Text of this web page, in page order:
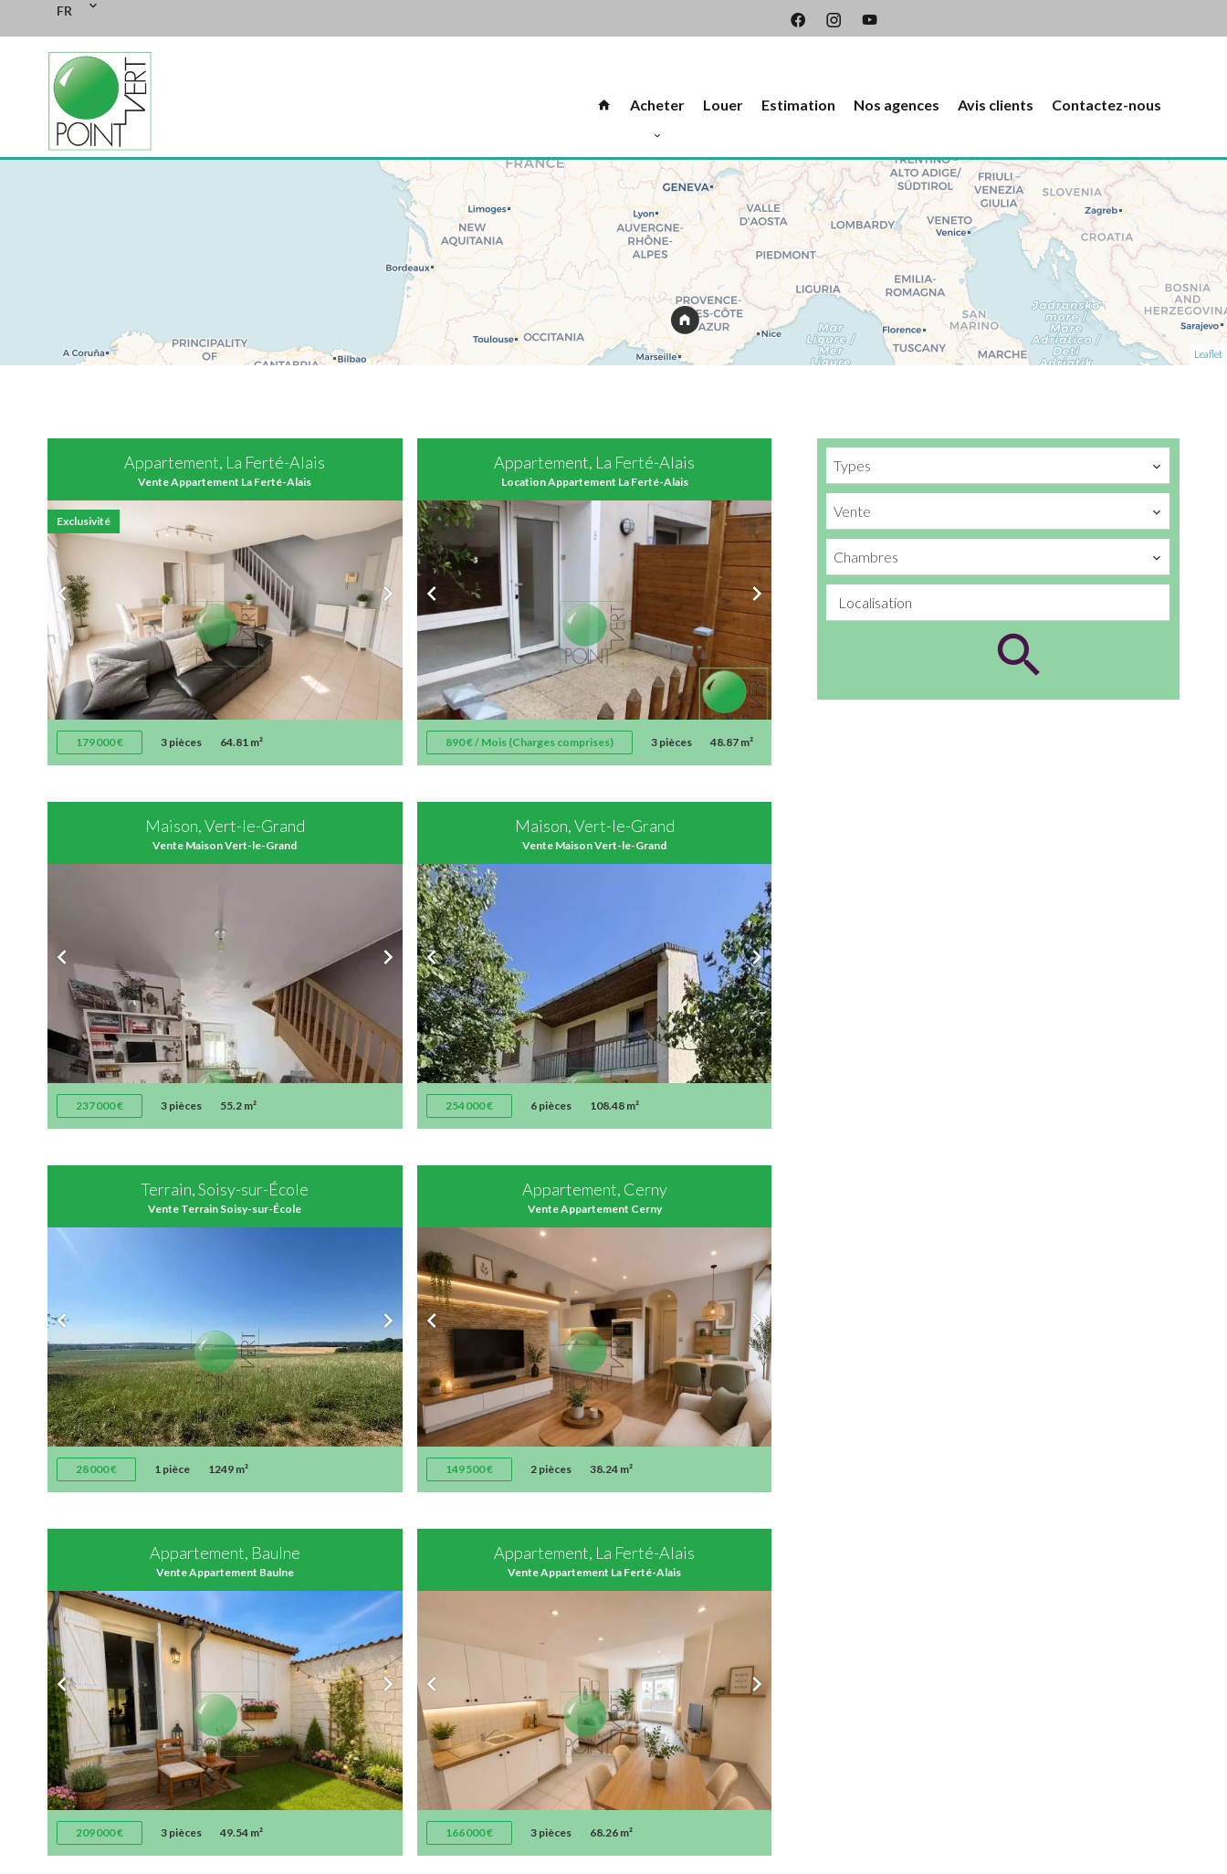
FR
Acheter Louer Estimation Nos agences Avis clients Contactez-nous
Leaflet
Appartement, La Ferté-Alais
Vente Appartement La Ferté-Alais
179 000 € 3 pièces 64.81 m²
Exclusivité
Appartement, La Ferté-Alais
Location Appartement La Ferté-Alais
890 € / Mois (Charges comprises) 3 pièces 48.87 m²
Maison, Vert-le-Grand
Vente Maison Vert-le-Grand
237 000 € 3 pièces 55.2 m²
Maison, Vert-le-Grand
Vente Maison Vert-le-Grand
254 000 € 6 pièces 108.48 m²
Terrain, Soisy-sur-École
Vente Terrain Soisy-sur-École
28 000 € 1 pièce 1249 m²
Appartement, Cerny
Vente Appartement Cerny
149 500 € 2 pièces 38.24 m²
Appartement, Baulne
Vente Appartement Baulne
209 000 € 3 pièces 49.54 m²
Appartement, La Ferté-Alais
Vente Appartement La Ferté-Alais
166 000 € 3 pièces 68.26 m²
Types
Vente
Chambres
Localisation